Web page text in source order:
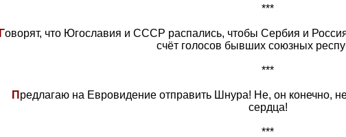
***
Говорят, что Югославия и СССР распались, чтобы Сербия и
счёт голосов бывших союзных
***
П редлагаю на Евровидение отправить Шнура! Не, он конечно,
сердца!
***